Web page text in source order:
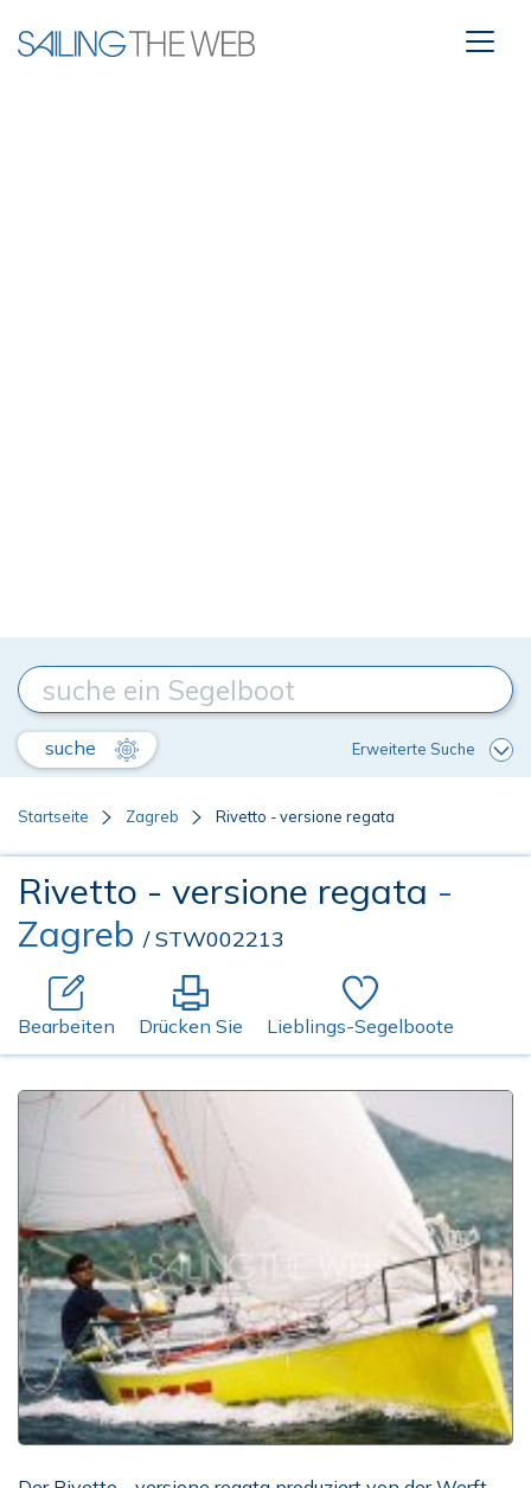
suche Erweiterte Suche
Startseite Zagreb Rivetto - versione regata
Rivetto - versione regata -
Zagreb / STW002213
Bearbeiten Drücken Sie Lieblings-Segelboote